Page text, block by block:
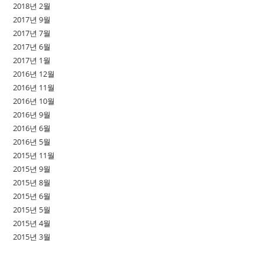
2018년 2월
2017년 9월
2017년 7월
2017년 6월
2017년 1월
2016년 12월
2016년 11월
2016년 10월
2016년 9월
2016년 6월
2016년 5월
2015년 11월
2015년 9월
2015년 8월
2015년 6월
2015년 5월
2015년 4월
2015년 3월